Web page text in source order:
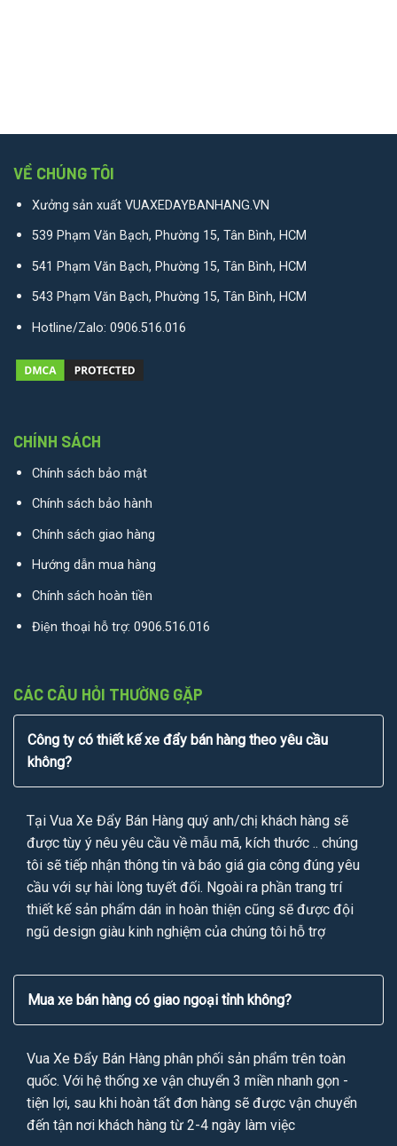
VỀ CHÚNG TÔI
Xưởng sản xuất VUAXEDAYBANHANG.VN
539 Phạm Văn Bạch, Phường 15, Tân Bình, HCM
541 Phạm Văn Bạch, Phường 15, Tân Bình, HCM
543 Phạm Văn Bạch, Phường 15, Tân Bình, HCM
Hotline/Zalo: 0906.516.016
CHÍNH SÁCH
Chính sách bảo mật
Chính sách bảo hành
Chính sách giao hàng
Hướng dẫn mua hàng
Chính sách hoàn tiền
Điện thoại hỗ trợ: 0906.516.016
CÁC CÂU HỎI THƯỜNG GẶP
Công ty có thiết kế xe đẩy bán hàng theo yêu cầu
không?
Tại Vua Xe Đẩy Bán Hàng quý anh/chị khách hàng sẽ
được tùy ý nêu yêu cầu về mẫu mã, kích thước .. chúng
tôi sẽ tiếp nhận thông tin và báo giá gia công đúng yêu
cầu với sự hài lòng tuyết đối. Ngoài ra phần trang trí
thiết kế sản phẩm dán in hoàn thiện cũng sẽ được đội
ngũ design giàu kinh nghiệm của chúng tôi hỗ trợ
Mua xe bán hàng có giao ngoại tỉnh không?
Vua Xe Đẩy Bán Hàng phân phối sản phẩm trên toàn
quốc. Với hệ thống xe vận chuyển 3 miền nhanh gọn -
tiện lợi, sau khi hoàn tất đơn hàng sẽ được vận chuyển
đến tận nơi khách hàng từ 2-4 ngày làm việc